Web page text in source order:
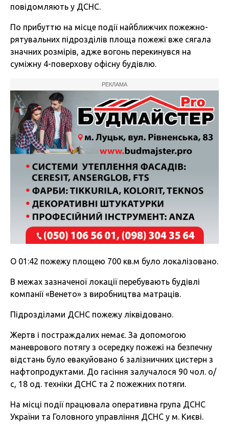
повідомляють у ДСНС.
По прибуттю на місце події найближчих пожежно-
рятувальних підрозділів площа пожежі вже сягала
значних розмірів, адже вогонь перекинувся на
суміжну 4-поверхову офісну будівлю.
РЕКЛАМА
О 01:42 пожежу площею 700 кв.м було локалізовано.
В межах зазначеної локації перебувають будівлі
компанії «Венето» з виробництва матраців.
Підрозділами ДСНС пожежу ліквідовано.
Жертв і постраждалих немає. За допомогою
маневрового потягу з осередку пожежі на безпечну
відстань було евакуйовано 6 залізничних цистерн з
нафтопродуктами. До гасіння залучалося 90 чол. о/
с, 18 од. техніки ДСНС та 2 пожежних потяги.
На місці події працювала оперативна група ДСНС
України та Головного управління ДСНС у м. Києві.